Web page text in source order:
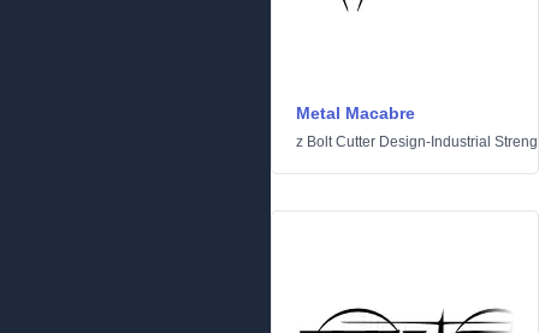
Metal Macabre
z Bolt Cutter Design-Industrial